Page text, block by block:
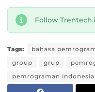
Follow
Tags: bahasa
group
grup
pemrograman indonesia